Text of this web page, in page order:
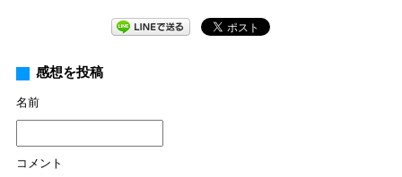
感想を投稿
名前
コメント